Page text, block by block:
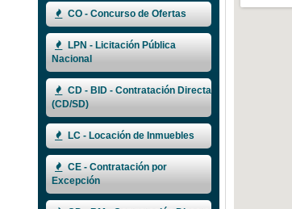
CO - Concurso de Ofertas
LPN - Licitación Pública
Nacional
CD - BID - Contratación Directa
(CD/SD)
LC - Locación de Inmuebles
CE - Contratación por
Excepción